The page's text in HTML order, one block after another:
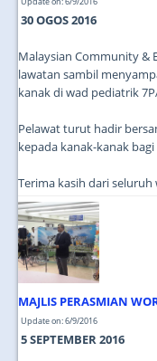
30 OGOS 2016
Malaysian Community &
lawatan sambil
kanak di wad pediatrik
Pelawat turut hadir
kepada kanak-kanak
Terima kasih dari seluruh
MAJLIS PERASMIAN
Update on: 6/9/2016
5 SEPTEMBER 2016